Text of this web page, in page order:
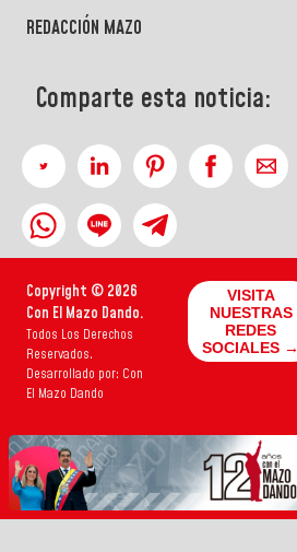
REDACCIÓN MAZO
Comparte esta noticia:
Copyright © 2026
Con El Mazo Dando.
Todos Los Derechos
Reservados.
Desarrollado por: Con
El Mazo Dando
VISITA
NUESTRAS
REDES
SOCIALES →